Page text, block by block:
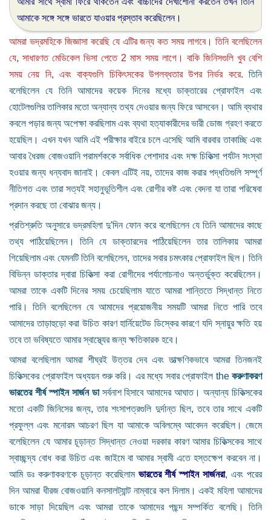
আমাকে সঙ্গে সঙ্গে ভারতে যাওয়ার প্রস্তাব করেছিলেন।
আমরা ভদ্রমহিকে জিজ্ঞাসা করেছি যে এটির জন্য কত সময় লাগবে। তিনি বলেছিলেন
যে, সাধারণত মেডিকেল ভিসা পেতে 2 মাস সময় লাগে। বাকি জিনিসগুলি খুব বেশি
সময় নেয় নি, এবং বাক্যগুলি চিকিৎসকের উপলব্ধতার উপর নির্ভর করে. তিনি
বলেছিলেন যে তিনি আমাদের কয়েক দিনের মধ্যে ডাক্তারের প্রোফাইল এবং
হোটেলগুলির তালিকার মতো অন্যান্য তথ্য দেওয়ার জন্য ফিরে আসবেন। আমি ব্যথার
কবলে পড়ার জন্য অপেক্ষা করছিলাম এবং ব্যথা হত্যাকারীদের ভারী ডোজ গ্রহণ করতে
হয়েছিল। এখন যখন আমি এই পরীক্ষার বাইরে চলে এসেছি আমি বারবার তাকাচ্ছি এবং
আবার ধৈরজ বোজওয়ানি পরামর্শককে সর্বাধিক পেশাদার এবং দক্ষ চিকিত্সা পর্যটন সংস্থা
হওয়ার জন্য ধন্যবাদ জানাই। কেবল এটিই নয়, তাদের কাজ করার পদ্ধতিগুলি সম্পূর্ণ
নীতিগত এবং তারা সত্যই সহানুভূতিশীল এবং রোগীর কষ্ট এবং বেদনা যা তারা পরিষেবা
প্রদান করছে তা বোঝার জন্য।
প্রতিশ্রুতি অনুসারে ভদ্রমহিলা দু'দিন ফোন করে বলেছিলেন যে তিনি আমাদের কাছে
তথ্য পাঠিয়েছিলেন। তিনি যে ডাক্তারদের পাঠিয়েছিলেন তার তালিকায় আমরা
গিয়েছিলাম এবং যেমনটি তিনি বলেছিলেন, তাদের সবার চমৎকার প্রোফাইল ছিল। তিনি
বিভিন্ন ডাক্তার দ্বারা চিকিত্সা করা রোগীদের পর্যালোচনাও অন্তর্ভুক্ত করেছিলেন।
আমরা তাকে একটি দিনের সময় চেয়েছিলাম যাতে আমরা শান্তিতে সিদ্ধান্ত নিতে
পারি। তিনি বলেছিলেন যে আমাদের প্রয়োজনীয় সময়টি আমরা নিতে পারি তবে
আমাদের তাড়াহুড়ো করা উচিত কারণ হার্নিয়েটেড ডিস্কের কারণে যদি স্নায়ুর ক্ষতি হয়
তবে তা ভবিষ্যতে আমার স্বাস্থ্যের জন্য ক্ষতিকারক হবে।
আমরা বলেছিলাম আমরা শীঘ্রই উত্তর দেব এবং তাত্ক্ষণিকভাবে আমরা তিনজনই
চিকিত্সকের প্রোফাইল অধ্যয়ন শুরু করি। এর মধ্যে সবার প্রোফাইল the করুণাকরণ
ভারতের শীর্ষ স্পাইন সার্জন ডাসর্বনাশ হিসাবে আমাদের আঘাত। অন্যান্য চিকিত্সকের
মতো একটি জিনিসের জন্য, তার শংসাপত্রগুলি দুর্দান্ত ছিল, তবে তার সাথে একটি
প্রফুল্ল এবং মনোরম আচরণ ছিল যা আমাকে অবিলম্বে আবেদন করেছিল। জেমে
বলেছিলেন যে আমার চূড়ান্ত সিদ্ধান্ত নেওয়া দরকার কারণ আমার চিকিত্সকের সাথে
স্বাচ্ছন্দ্য বোধ করা উচিত এবং জাইমে বা আমার স্বামী এতে হস্তক্ষেপ করবেন না।
আমি ডঃ করুণাকরণকে চূড়ান্ত করেছিলাম ভারতের শীর্ষ স্পাইন সার্জনরা, এবং পরের
দিন আমরা ধীরজ বোজওয়ানি কনসালট্যান্ট নাম্বারে কল দিলাম। একই মহিলা আমাদের
ডাকে সাড়া দিয়েছিল এবং আমরা তাকে আমাদের পছন্দ সম্পর্কিত বলেছি। তিনি